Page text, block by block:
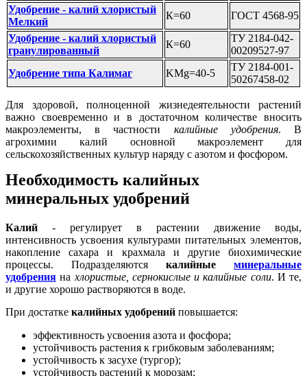
Удобрение - калий хлористый
Мелкий
К=60
ГОСТ 4568-95
Удобрение - калий хлористый
гранулированный
К=60
ТУ 2184-042-
00209527-97
Удобрение типа Калимаг
KMg=40-5
ТУ 2184-001-
50267458-02
Для здоровой, полноценной жизнедеятельности растений
важно своевременно и в достаточном количестве вносить
макроэлементы, в частности калийные удобрения. В
агрохимии калий основной макроэлемент для
сельскохозяйственных культур наряду с азотом и фосфором.
Необходимость калийных
минеральных удобрений
Калий - регулирует в растении движение воды,
интенсивность усвоения культурами питательных элементов,
накопление сахара и крахмала и другие биохимические
процессы. Подразделяются калийные минеральные
удобрения на хлористые, сернокислые и калийные соли. И те,
и другие хорошо растворяются в воде.
При достатке калийных удобрений повышается:
эффективность усвоения азота и фосфора;
устойчивость растения к грибковым заболеваниям;
устойчивость к засухе (тургор);
устойчивость растений к морозам;